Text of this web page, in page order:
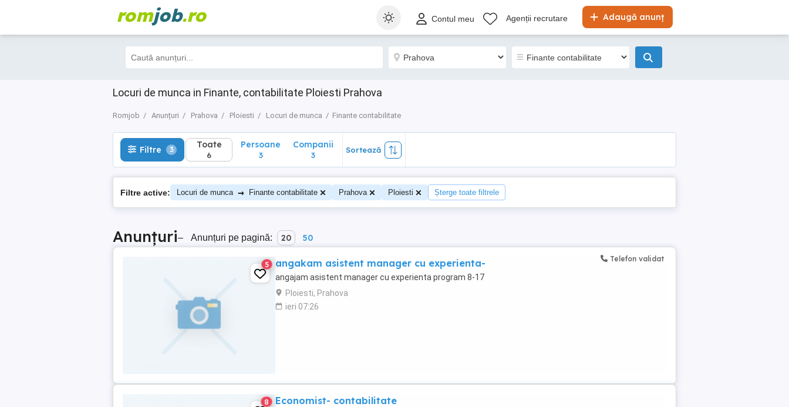
romjob.ro Adaugă anunț
Contul meu Agenții recrutare
Locuri de munca in Finante, contabilitate Ploiesti Prahova
Romjob Anunțuri Prahova Ploiesti Locuri de munca Finante contabilitate
Filtre 3 Toate
6
Filtre 3 Toate
6
Persoane
3
Companii
3
Sortează
Filtre active: Locuri de munca → Finante contabilitate Prahova Ploiesti Șterge toate filtrele
Anunțuri– Anunțuri pe pagină: 20 50
5 angakam asistent manager cu experienta-
angajam asistent manager cu experienta program 8-17
Ploiesti, Prahova
ieri 07:26
Telefon validat
8 Economist- contabilitate